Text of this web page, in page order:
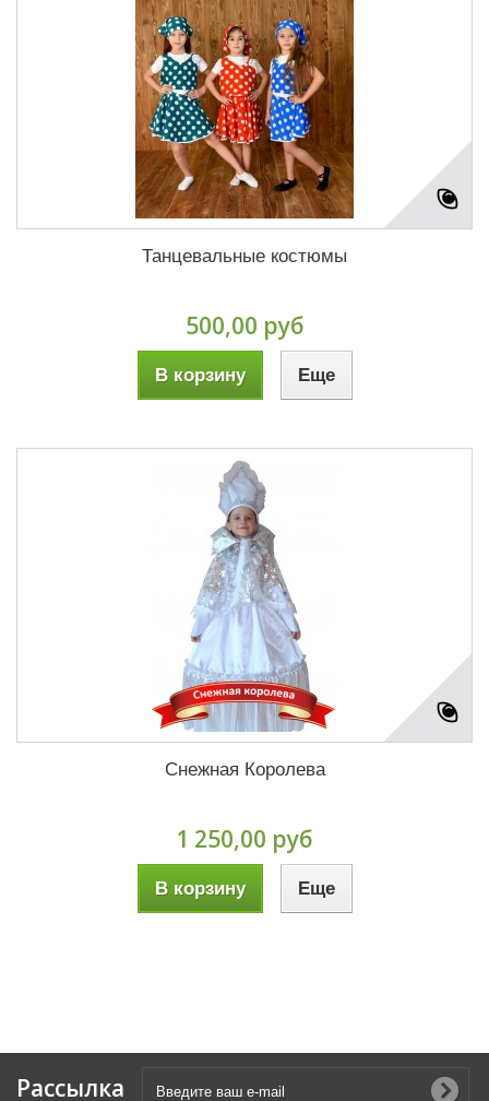
Танцевальные костюмы
500,00 руб
В корзину Еще
Снежная Королева
1 250,00 руб
В корзину Еще
Рассылка